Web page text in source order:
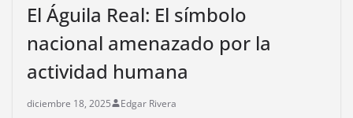
El Águila Real: El símbolo
nacional amenazado por la
actividad humana
diciembre 18, 2025 Edgar Rivera